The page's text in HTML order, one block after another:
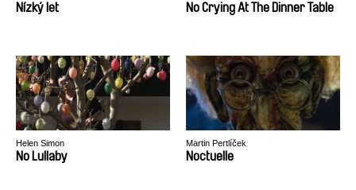
Nízký let No Crying At The Dinner Table
Helen Simon
No Lullaby
Martin Pertlíček
Noctuelle